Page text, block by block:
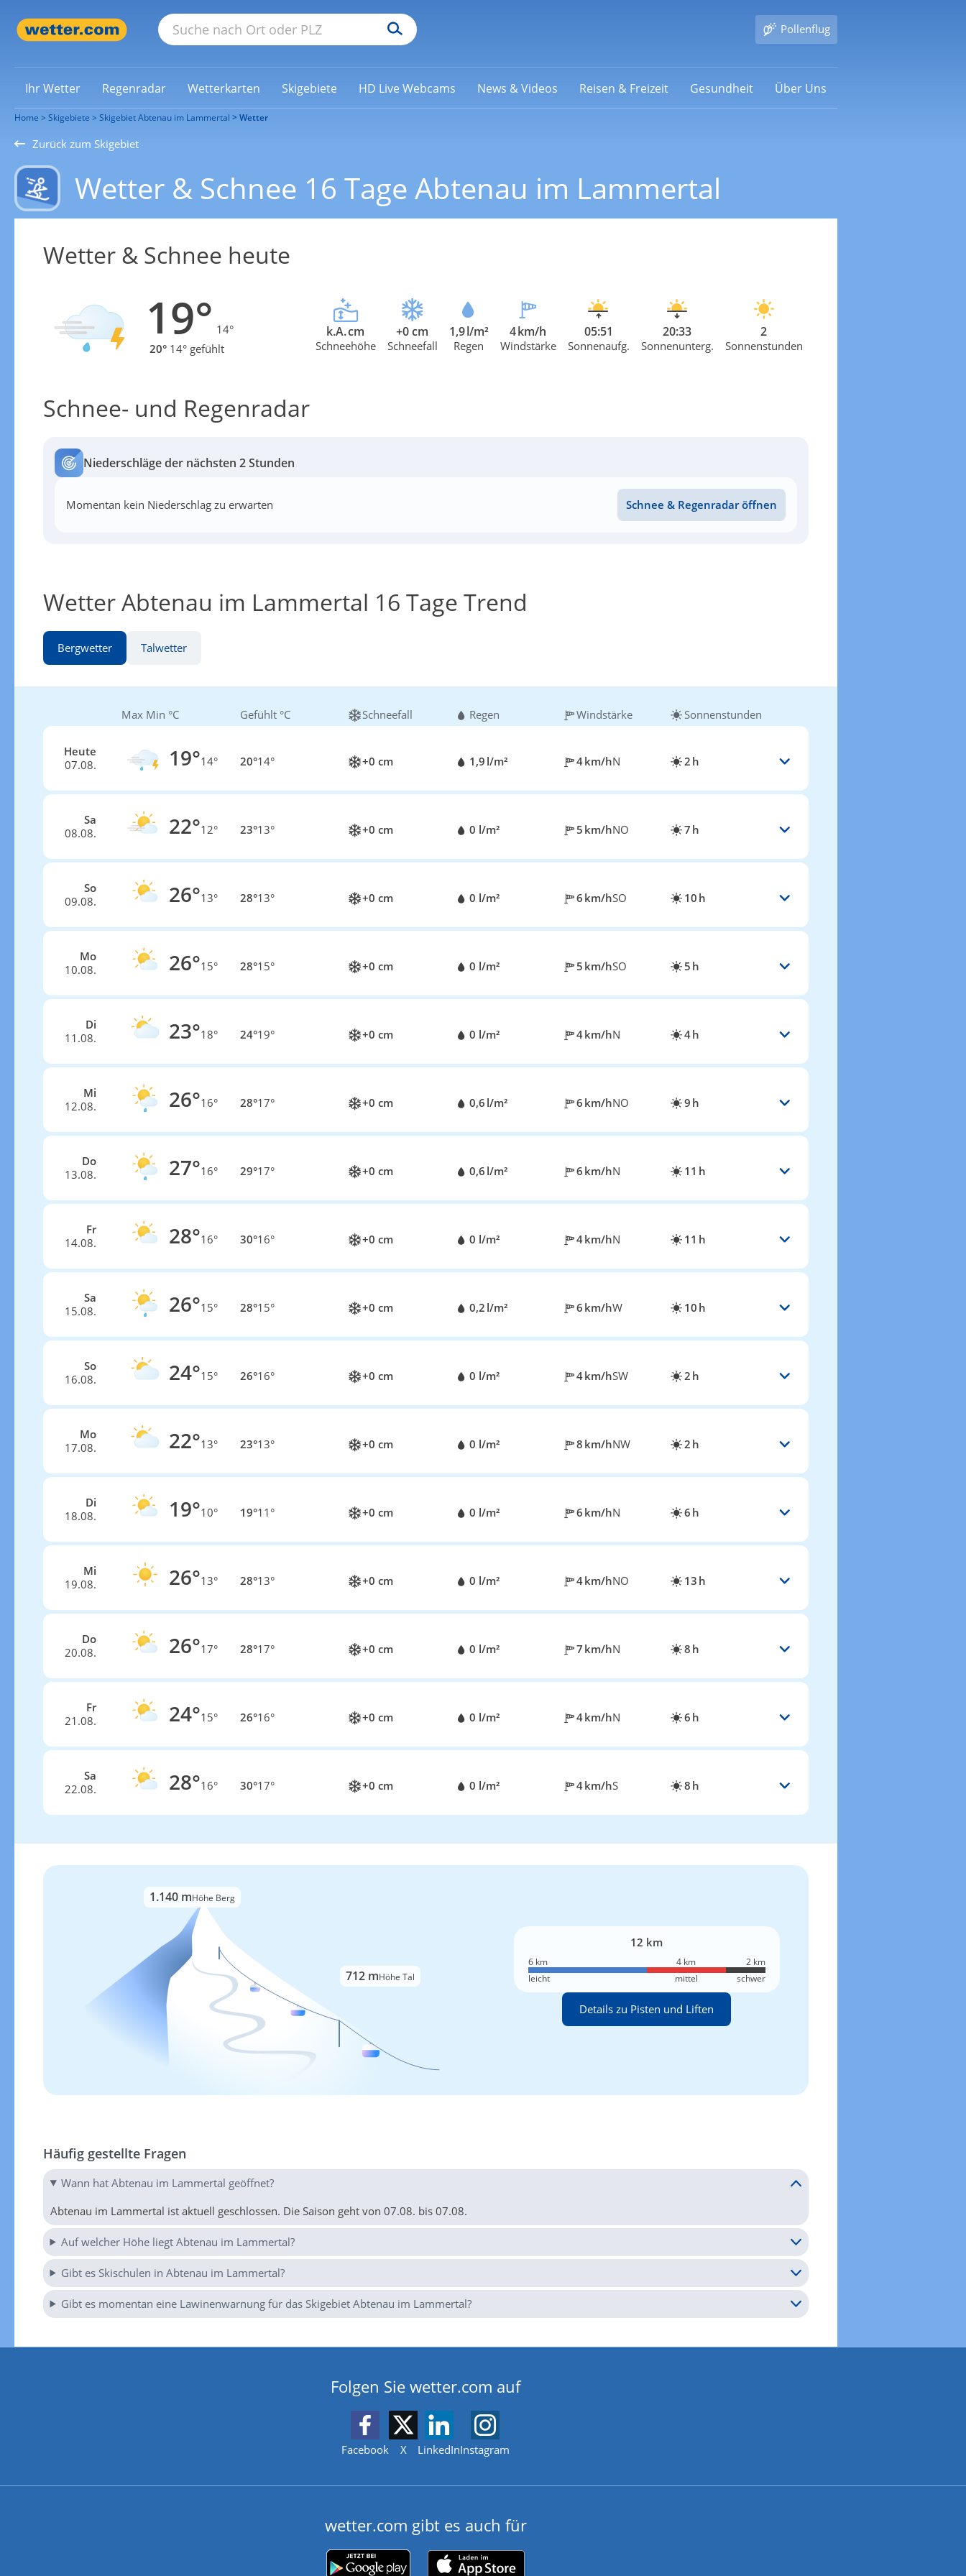
Pollenflug
Ihr Wetter Regenradar Wetterkarten Skigebiete HD Live Webcams News & Videos Reisen & Freizeit Gesundheit Über Uns
Home Skigebiete Skigebiet Abtenau im Lammertal Wetter
Zurück zum Skigebiet
Wetter & Schnee 16 Tage Abtenau im Lammertal
Wetter & Schnee heute
19° 14°
20° 14° gefühlt
k.A. cm
Schneehöhe
+0 cm
Schneefall
1,9 l/m²
Regen
4 km/h
Windstärke
05:51
Sonnenaufg.
20:33
Sonnenunterg.
2
Sonnenstunden
Schnee- und Regenradar
Niederschläge der nächsten 2 Stunden
Momentan kein Niederschlag zu erwarten Schnee & Regenradar öffnen
Wetter Abtenau im Lammertal 16 Tage Trend
Bergwetter Talwetter
Max Min °C Gefühlt °C Schneefall Regen Windstärke Sonnenstunden
Heute
07.08.
19°14° 20°14° +0 cm 1,9 l/m² 4 km/hN 2 h
Sa
08.08.
22°12° 23°13° +0 cm 0 l/m² 5 km/hNO 7 h
So
09.08.
26°13° 28°13° +0 cm 0 l/m² 6 km/hSO 10 h
Mo
10.08.
26°15° 28°15° +0 cm 0 l/m² 5 km/hSO 5 h
Di
11.08.
23°18° 24°19° +0 cm 0 l/m² 4 km/hN 4 h
Mi
12.08.
26°16° 28°17° +0 cm 0,6 l/m² 6 km/hNO 9 h
Do
13.08.
27°16° 29°17° +0 cm 0,6 l/m² 6 km/hN 11 h
Fr
14.08.
28°16° 30°16° +0 cm 0 l/m² 4 km/hN 11 h
Sa
15.08.
26°15° 28°15° +0 cm 0,2 l/m² 6 km/hW 10 h
So
16.08.
24°15° 26°16° +0 cm 0 l/m² 4 km/hSW 2 h
Mo
17.08.
22°13° 23°13° +0 cm 0 l/m² 8 km/hNW 2 h
Di
18.08.
19°10° 19°11° +0 cm 0 l/m² 6 km/hN 6 h
Mi
19.08.
26°13° 28°13° +0 cm 0 l/m² 4 km/hNO 13 h
Do
20.08.
26°17° 28°17° +0 cm 0 l/m² 7 km/hN 8 h
Fr
21.08.
24°15° 26°16° +0 cm 0 l/m² 4 km/hN 6 h
Sa
22.08.
28°16° 30°17° +0 cm 0 l/m² 4 km/hS 8 h
1.140 mHöhe Berg
712 mHöhe Tal
12 km
6 km
leicht
4 km
mittel
2 km
schwer
Details zu Pisten und Liften
Häufig gestellte Fragen
Wann hat Abtenau im Lammertal geöffnet?
Abtenau im Lammertal ist aktuell geschlossen. Die Saison geht von 07.08. bis 07.08.
Auf welcher Höhe liegt Abtenau im Lammertal?
Gibt es Skischulen in Abtenau im Lammertal?
Gibt es momentan eine Lawinenwarnung für das Skigebiet Abtenau im Lammertal?
Folgen Sie wetter.com auf
Facebook X LinkedInInstagram
wetter.com gibt es auch für